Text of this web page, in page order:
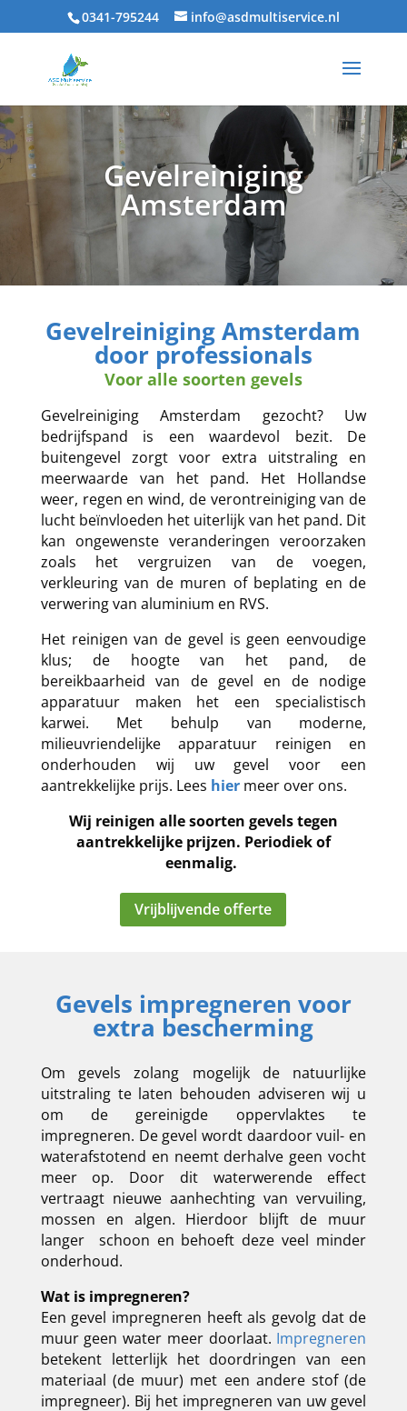
0341-795244 info@asdmultiservice.nl
Gevelreiniging
Amsterdam
Gevelreiniging Amsterdam
door professionals
Voor alle soorten gevels
Gevelreiniging Amsterdam gezocht? Uw
bedrijfspand is een waardevol bezit. De
buitengevel zorgt voor extra uitstraling en
meerwaarde van het pand. Het Hollandse
weer, regen en wind, de verontreiniging van de
lucht beïnvloeden het uiterlijk van het pand. Dit
kan ongewenste veranderingen veroorzaken
zoals het vergruizen van de voegen,
verkleuring van de muren of beplating en de
verwering van aluminium en RVS.
Het reinigen van de gevel is geen eenvoudige
klus; de hoogte van het pand, de
bereikbaarheid van de gevel en de nodige
apparatuur maken het een specialistisch
karwei. Met behulp van moderne,
milieuvriendelijke apparatuur reinigen en
onderhouden wij uw gevel voor een
aantrekkelijke prijs. Lees hiermeer over ons.
Wij reinigen alle soorten gevels tegen
aantrekkelijke prijzen. Periodiek of
eenmalig.
Vrijblijvende offerte
Gevels impregneren voor
extra bescherming
Om gevels zolang mogelijk de natuurlijke
uitstraling te laten behouden adviseren wij u
om de gereinigde oppervlaktes te
impregneren. De gevel wordt daardoor vuil- en
waterafstotend en neemt derhalve geen vocht
meer op. Door dit waterwerende effect
vertraagt nieuwe aanhechting van vervuiling,
mossen en algen. Hierdoor blijft de muur
langer
schoon en behoeft deze veel minder
onderhoud.
Wat is impregneren?
Een gevel impregneren heeft als gevolg dat de
muur geen water meer doorlaat. Impregneren
betekent letterlijk het doordringen van een
materiaal (de muur) met een andere stof (de
impregneer). Bij het impregneren van uw gevel